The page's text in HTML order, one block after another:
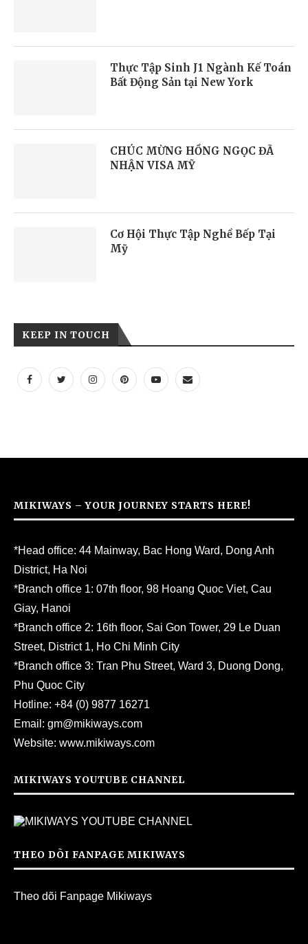
Thực Tập Sinh J1 Ngành Kế Toán
Bất Động Sản tại New York
CHÚC MỪNG HỒNG NGỌC ĐÃ
NHẬN VISA MỸ
Cơ Hội Thực Tập Nghề Bếp Tại
Mỹ
KEEP IN TOUCH
MIKIWAYS – YOUR JOURNEY STARTS HERE!
*Head office: 44 Mainway, Bac Hong Ward, Dong Anh
District, Ha Noi
*Branch office 1: 07th floor, 98 Hoang Quoc Viet, Cau
Giay, Hanoi
*Branch office 2: 16th floor, Sai Gon Tower, 29 Le Duan
Street, District 1, Ho Chi Minh City
*Branch office 3: Tran Phu Street, Ward 3, Duong Dong,
Phu Quoc City
Hotline: +84 (0) 9877 16271
Email: gm@mikiways.com
Website: www.mikiways.com
MIKIWAYS YOUTUBE CHANNEL
THEO DÕI FANPAGE MIKIWAYS
Theo dõi Fanpage Mikiways